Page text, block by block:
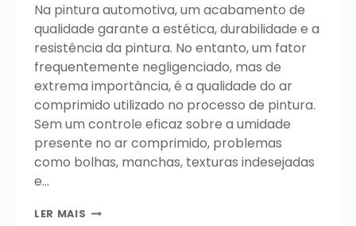
Na pintura automotiva, um acabamento de
qualidade garante a estética, durabilidade e a
resistência da pintura. No entanto, um fator
frequentemente negligenciado, mas de
extrema importância, é a qualidade do ar
comprimido utilizado no processo de pintura.
Sem um controle eficaz sobre a umidade
presente no ar comprimido, problemas
como bolhas, manchas, texturas indesejadas
e…
LER MAIS COMO